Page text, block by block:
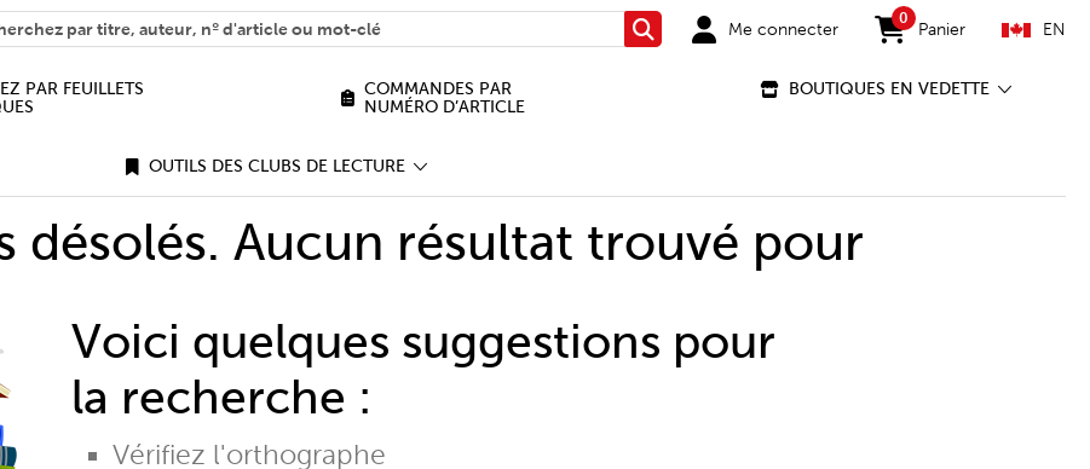
we help you find?
RechercherMe connecter
0
items in cart
Panier EN
PAR FEUILLETS
COMMANDES PAR
NUMÉRO D’ARTICLE
BOUTIQUES EN VEDETTE
OUTILS DES CLUBS DE LECTURE
désolés. Aucun résultat trouvé pour
Voici quelques suggestions pour
la recherche :
Vérifiez l'orthographe